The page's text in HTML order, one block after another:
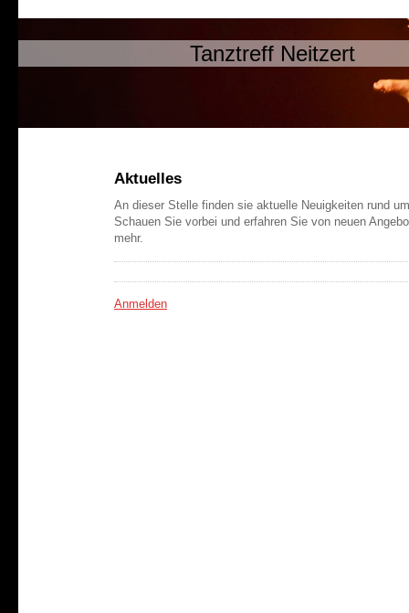
Tanztreff Neitzert
Aktuelles
An dieser Stelle finden sie aktuelle Neuigkeiten rund
Schauen Sie vorbei und erfahren Sie von neuen
mehr.
Anmelden